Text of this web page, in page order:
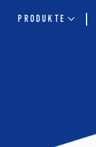
PRODUKTE